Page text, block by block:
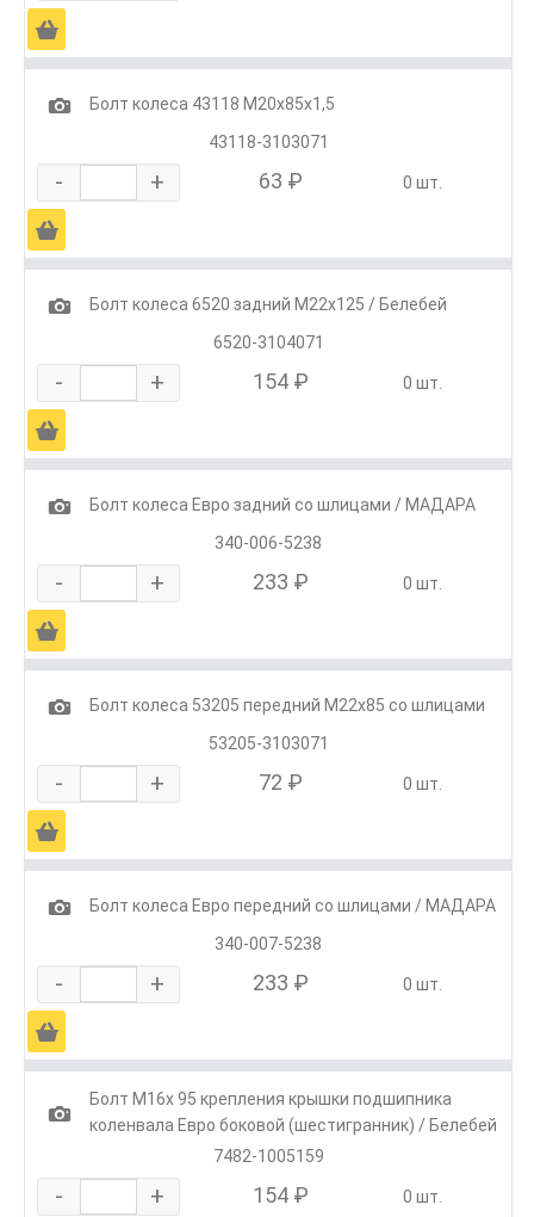
Ä
1
Болт колеса 43118 М20х85х1,5
43118-3103071
- + 63 ₽ 0 шт.
Ä
1
Болт колеса 6520 задний М22х125 / Белебей
6520-3104071
- + 154 ₽ 0 шт.
Ä
1
Болт колеса Евро задний со шлицами / МАДАРА
340-006-5238
- + 233 ₽ 0 шт.
Ä
1
Болт колеса 53205 передний М22х85 со шлицами
53205-3103071
- + 72 ₽ 0 шт.
Ä
1
Болт колеса Евро передний со шлицами / МАДАРА
340-007-5238
- + 233 ₽ 0 шт.
Ä
1
Болт М16х 95 крепления крышки подшипника
коленвала Евро боковой (шестигранник) / Белебей
7482-1005159
- + 154 ₽ 0 шт.